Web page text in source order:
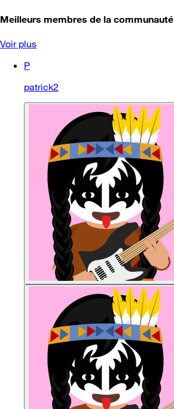
Meilleurs membres de la communauté
Voir plus
P
patrick2